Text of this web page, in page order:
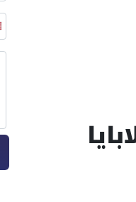
لابايا